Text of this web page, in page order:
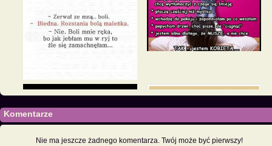
Komentarze
Nie ma jeszcze żadnego komentarza. Twój może być pierwszy!